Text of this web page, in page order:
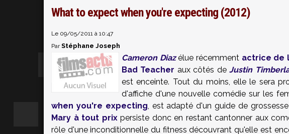
What to expect when you're expecting (2012)
Le 09/05/2011 à 10:47
ParStéphane Joseph
Cameron Diazélue récemment actrice de
Bad Teacher aux côtés deJustin
est enceinte. Tout du moins, elle le sera
d'affiche d'une nouvelle comédie sur les
when you're expecting, est adapté d'un guide de
Mary à tout prixpersiste donc en restant cantonner aux
rôle d'une inconditionnelle du fitness découvrant qu'elle est